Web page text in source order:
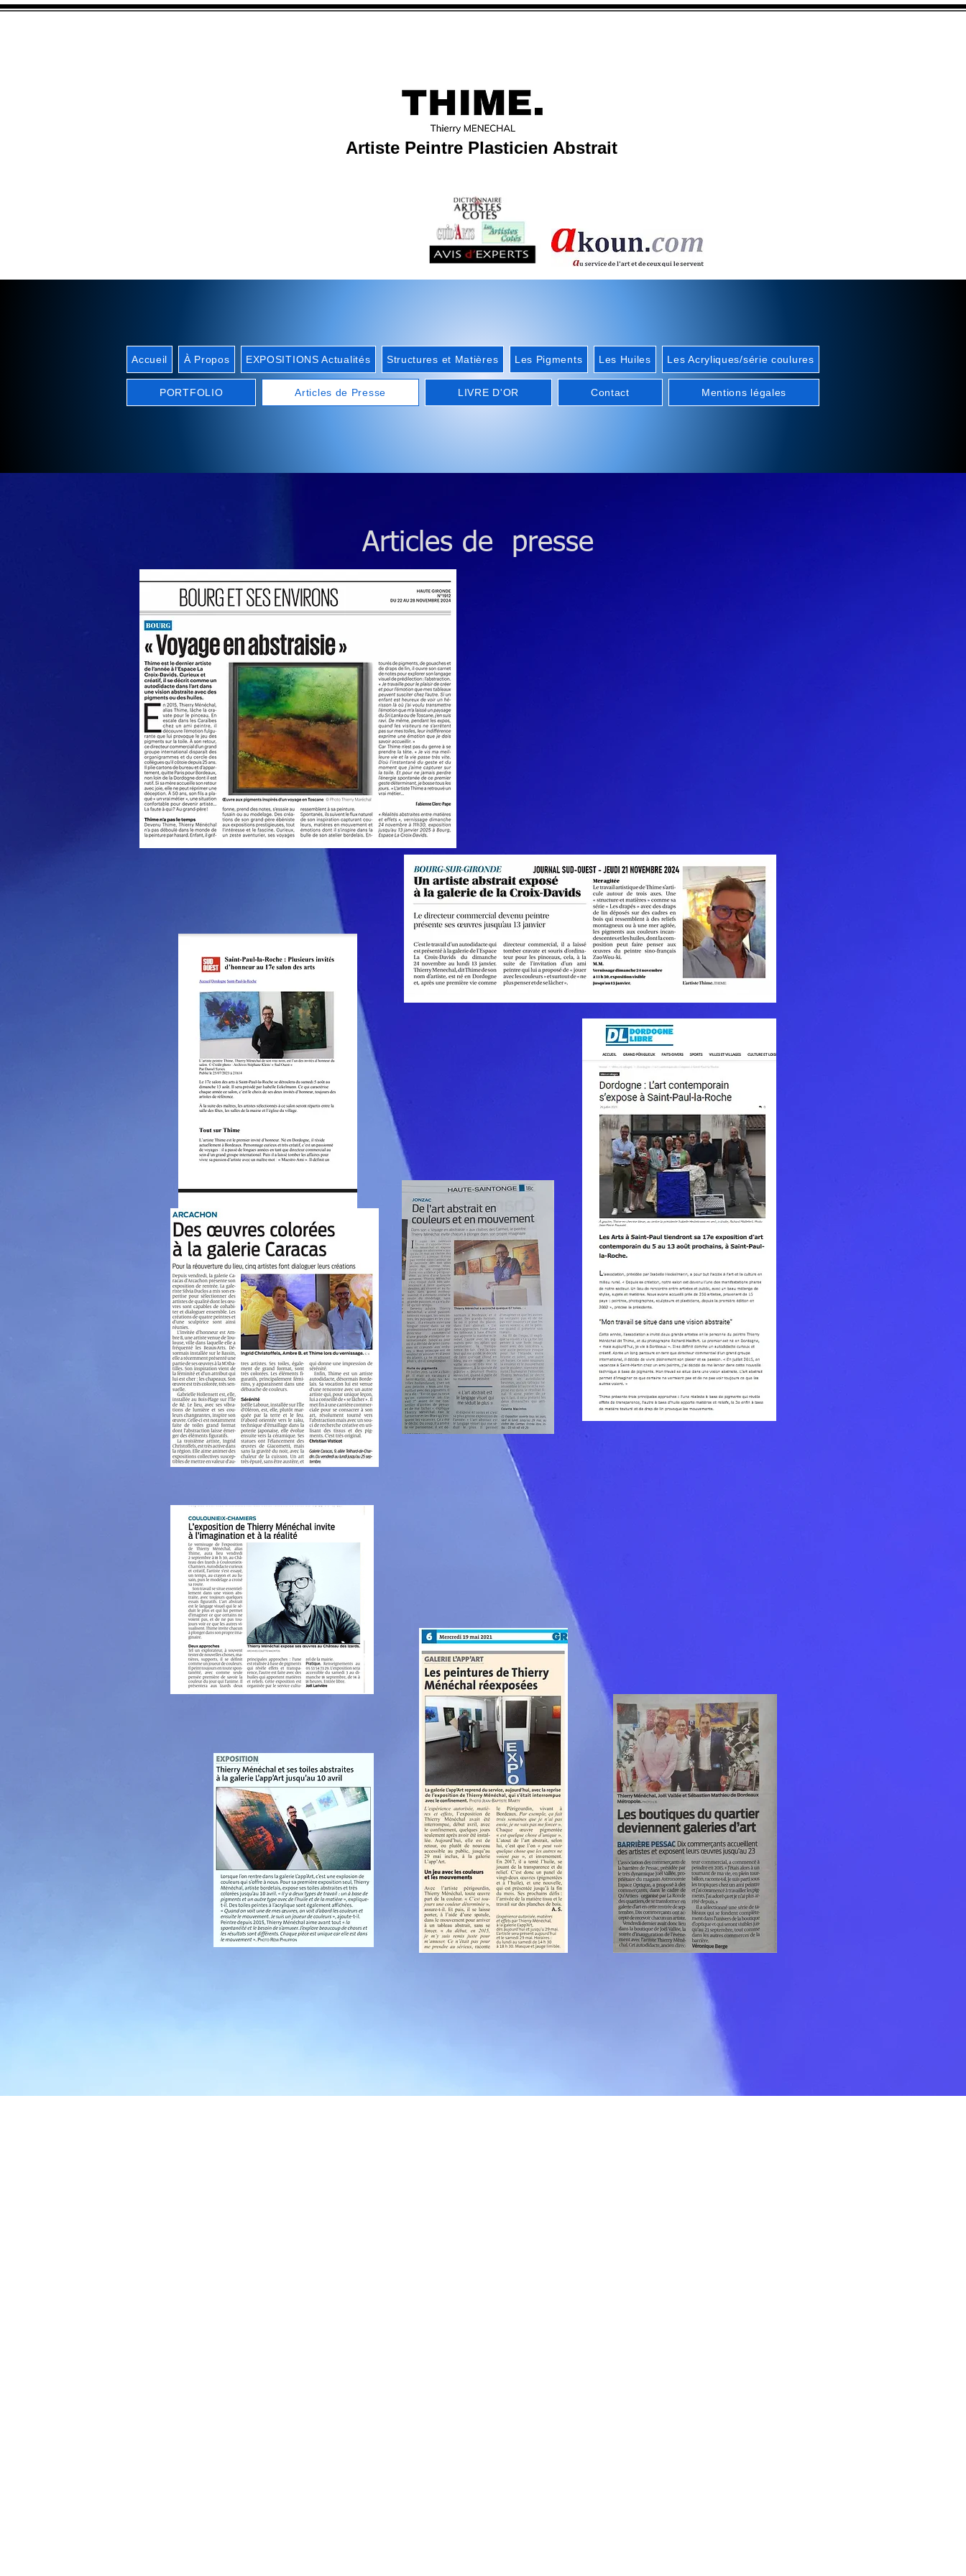
Artiste Peintre Plasticien Abstrait
Accueil À Propos EXPOSITIONS Actualités Structures et Matières Les Pigments Les Huiles Les Acryliques/série coulures
PORTFOLIO Articles de Presse LIVRE D'OR Contact Mentions légales
Articles de presse